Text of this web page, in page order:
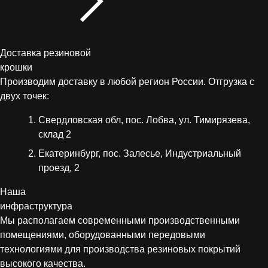
Доставка резиновой
крошки
Производим доставку в любой регион России. Отгрузка с
двух точек:
Свердловская обл, пос. Лобва, ул. Тимирязева,
склад 2
Екатеринбург, пос. Залесье, Индустриальный
проезд, 2
Наша
инфраструктура
Мы располагаем современными производственными
помещениями, оборудованными передовыми
технологиями для производства резиновых покрытий
высокого качества.